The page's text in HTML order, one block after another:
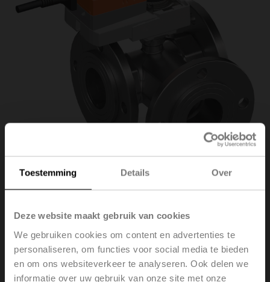
Toestemming Details Over
Deze website maakt gebruik van cookies
We gebruiken cookies om content en advertenties te
personaliseren, om functies voor social media te bieden
en om ons websiteverkeer te analyseren. Ook delen we
informatie over uw gebruik van onze site met onze
R7050R25-
B3+NR24A-MOD